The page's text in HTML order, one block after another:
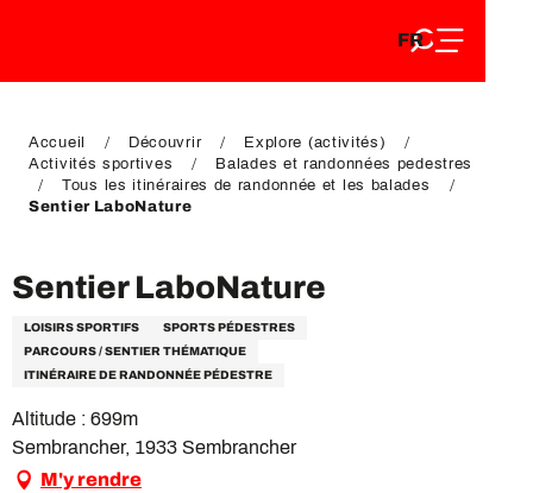
DE
FR
EN
Accueil Découvrir
Explore (activités)
Activités sportives
Balades et randonnées pedestres
Tous les itinéraires de randonnée et les balades
Sentier LaboNature
Sentier LaboNature
LOISIRS SPORTIFS
SPORTS PÉDESTRES
PARCOURS / SENTIER THÉMATIQUE
ITINÉRAIRE DE RANDONNÉE PÉDESTRE
Altitude : 699m
Sembrancher, 1933 Sembrancher
M'y rendre